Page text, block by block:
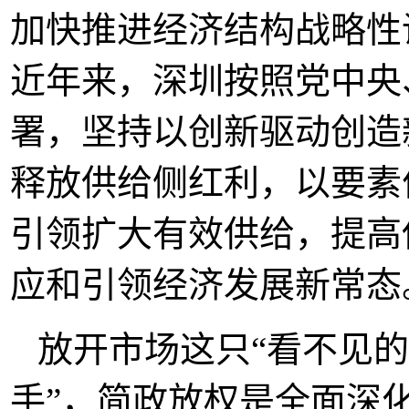
加快推进经济结构战略
近年来，深圳按照党中
署，坚持以创新驱动创
释放供给侧红利，以要
引领扩大有效供给，提
应和引领经济发展新常
放开市场这只“看不见
手”，简政放权是全面深